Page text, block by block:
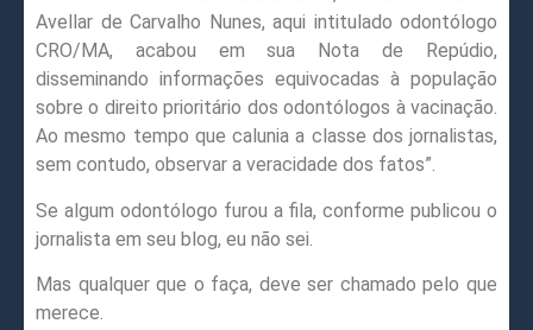
Avellar de Carvalho Nunes, aqui intitulado odontólogo
CRO/MA, acabou em sua Nota de Repúdio,
disseminando informações equivocadas à população
sobre o direito prioritário dos odontólogos à vacinação.
Ao mesmo tempo que calunia a classe dos jornalistas,
sem contudo, observar a veracidade dos fatos”.
Se algum odontólogo furou a fila, conforme publicou o
jornalista em seu blog, eu não sei.
Mas qualquer que o faça, deve ser chamado pelo que
merece.